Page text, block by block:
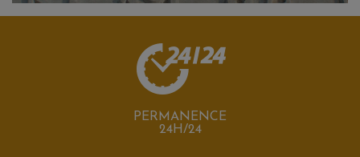
PERMANENCE
24H/24